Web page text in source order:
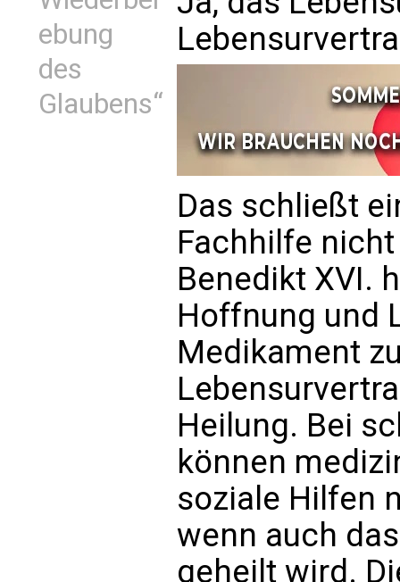
ebung
des
Glaubens“
Das schließt
Fachhilfe
Benedikt XVI.
Hoffnung und
Medikament
Heilung. Bei
können
soziale Hilfen
wenn auch
geheilt wird.